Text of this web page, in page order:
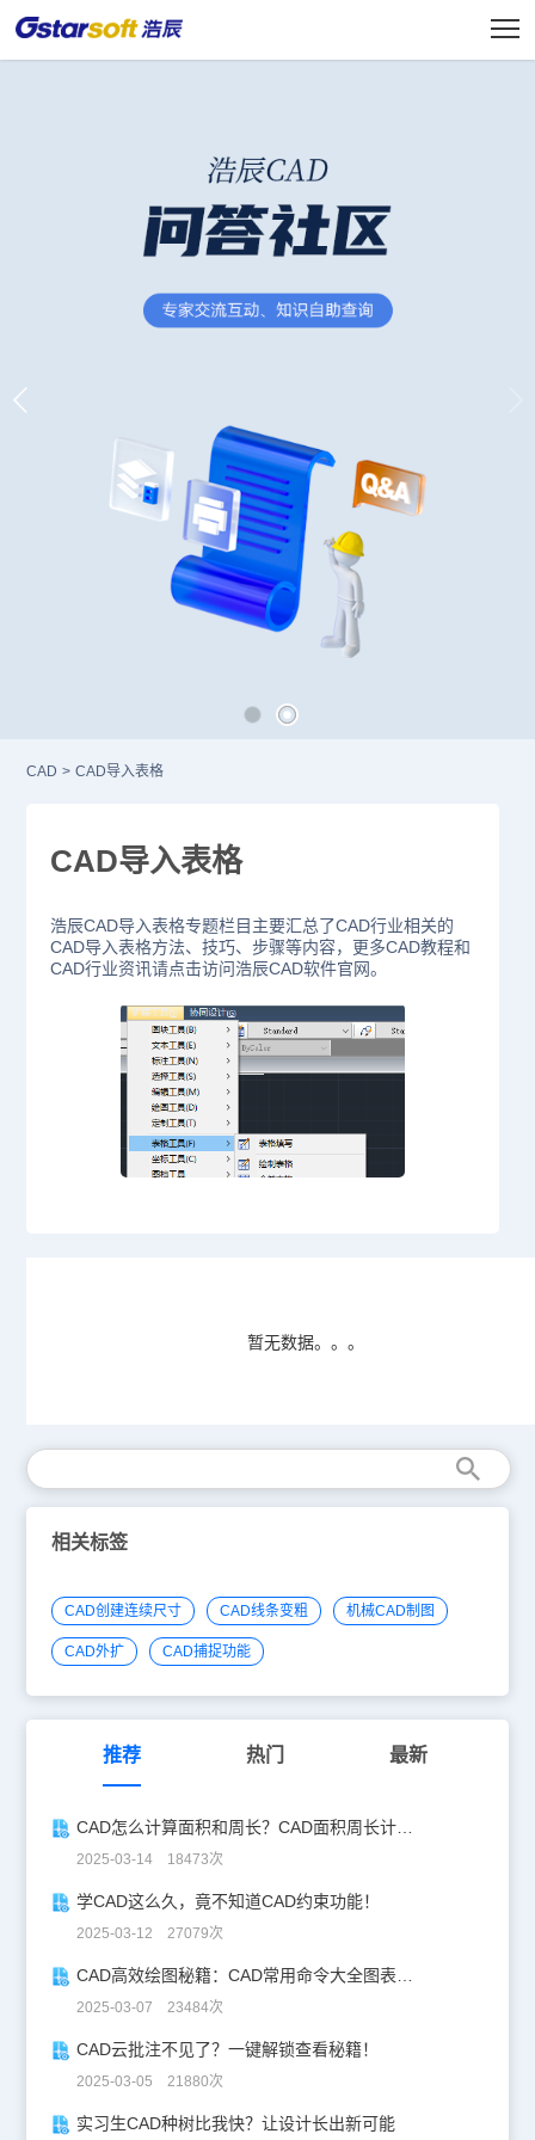
CAD > CAD导入表格
CAD导入表格
浩辰CAD导入表格专题栏目主要汇总了CAD行业相关的
CAD导入表格方法、技巧、步骤等内容，更多CAD教程和
CAD行业资讯请点击访问浩辰CAD软件官网。
暂无数据。。。
相关标签
CAD创建连续尺寸 CAD线条变粗 机械CAD制图
CAD外扩 CAD捕捉功能
推荐 热门 最新
CAD怎么计算面积和周长？CAD面积周长计算全攻略
2025-03-14 18473次
学CAD这么久，竟不知道CAD约束功能！
2025-03-12 27079次
CAD高效绘图秘籍：CAD常用命令大全图表珍藏版
2025-03-07 23484次
CAD云批注不见了？一键解锁查看秘籍！
2025-03-05 21880次
实习生CAD种树比我快？让设计长出新可能